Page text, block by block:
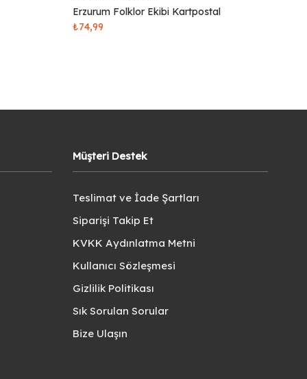
Erzurum Folklor Ekibi Kartpostal
₺74,99
Müşteri Destek
Teslimat ve İade Şartları
Siparişi Takip Et
KVKK Aydınlatma Metni
Kullanıcı Sözleşmesi
Gizlilik Politikası
Sık Sorulan Sorular
Bize Ulaşın